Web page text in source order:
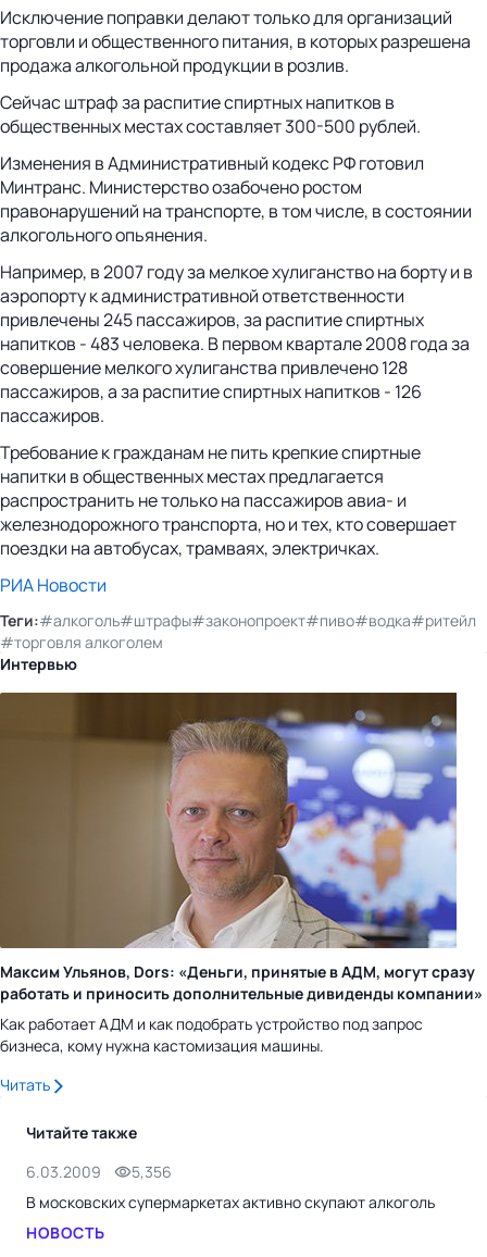
Исключение поправки делают только для организаций
торговли и общественного питания, в которых разрешена
продажа алкогольной продукции в розлив.
Сейчас штраф за распитие спиртных напитков в
общественных местах составляет 300-500 рублей.
Изменения в Административный кодекс РФ готовил
Минтранс. Министерство озабочено ростом
правонарушений на транспорте, в том числе, в состоянии
алкогольного опьянения.
Например, в 2007 году за мелкое хулиганство на борту и в
аэропорту к административной ответственности
привлечены 245 пассажиров, за распитие спиртных
напитков - 483 человека. В первом квартале 2008 года за
совершение мелкого хулиганства привлечено 128
пассажиров, а за распитие спиртных напитков - 126
пассажиров.
Требование к гражданам не пить крепкие спиртные
напитки в общественных местах предлагается
распространить не только на пассажиров авиа- и
железнодорожного транспорта, но и тех, кто совершает
поездки на автобусах, трамваях, электричках.
РИА Новости
Теги:#алкоголь#штрафы#законопроект#пиво#водка#ритейл
#торговля алкоголем
Интервью
Максим Ульянов, Dors: «Деньги, принятые в АДМ, могут сразу
работать и приносить дополнительные дивиденды компании»
Как работает АДМ и как подобрать устройство под запрос
бизнеса, кому нужна кастомизация машины.
Читать
Читайте также
6.03.2009
5,356
В московских супермаркетах активно скупают алкоголь
НОВОСТЬ